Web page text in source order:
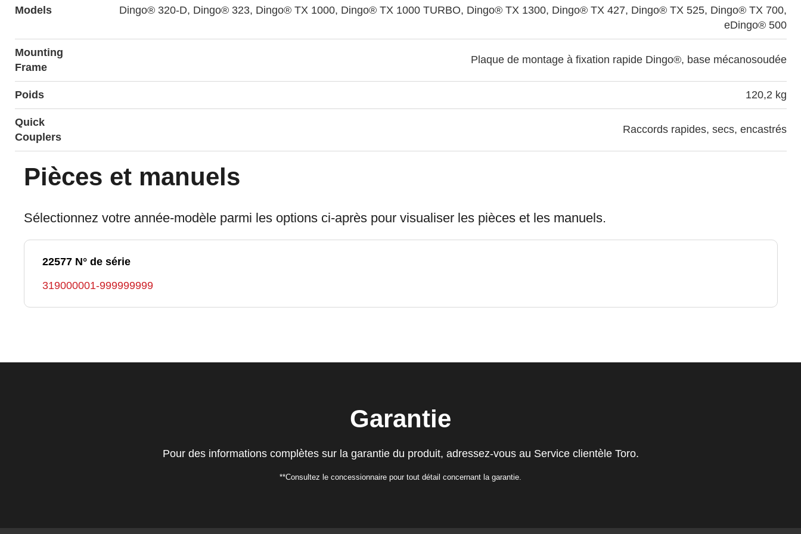
Models
Dingo® 320-D, Dingo® 323, Dingo® TX 1000, Dingo® TX 1000 TURBO, Dingo® TX 1300, Dingo® TX 427, Dingo® TX 525, Dingo® TX 700,
eDingo® 500
Mounting
Frame
Plaque de montage à fixation rapide Dingo®, base mécanosoudée
Poids 120,2 kg
Quick
Couplers
Raccords rapides, secs, encastrés
Pièces et manuels
Sélectionnez votre année-modèle parmi les options ci-après pour visualiser les pièces et les manuels.
22577 N° de série
319000001-999999999
Garantie
Pour des informations complètes sur la garantie du produit, adressez-vous au Service clientèle Toro.
**Consultez le concessionnaire pour tout détail concernant la garantie.